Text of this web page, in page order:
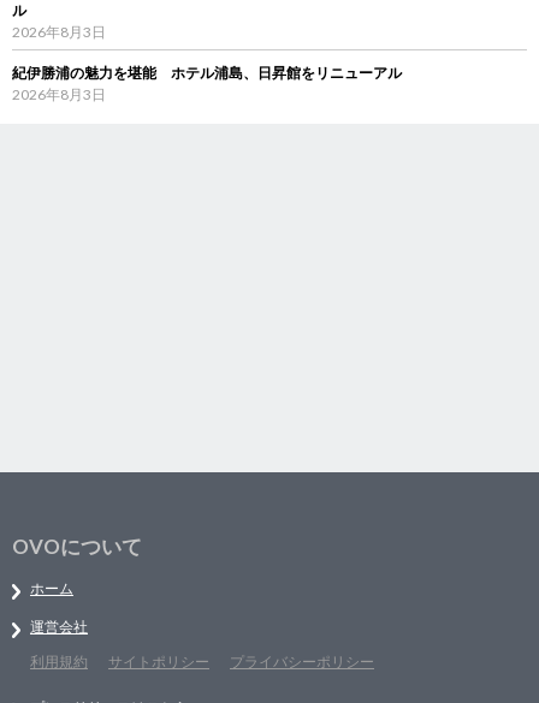
ル
2026年8月3日
紀伊勝浦の魅力を堪能 ホテル浦島、日昇館をリニューアル
2026年8月3日
OVOについて
ホーム
運営会社
利用規約
サイトポリシー プライバシーポリシー